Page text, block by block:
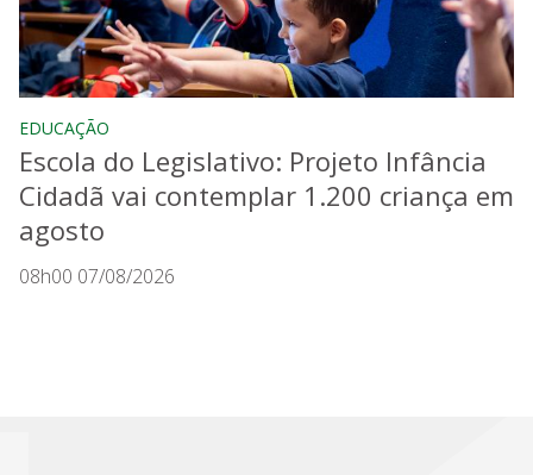
EDUCAÇÃO
Escola do Legislativo: Projeto Infância
Cidadã vai contemplar 1.200 criança em
agosto
08h00 07/08/2026